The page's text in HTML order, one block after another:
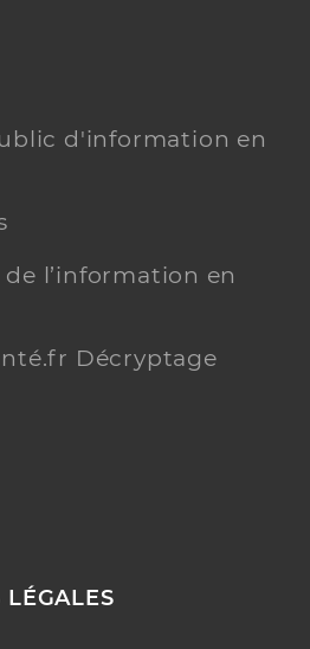
d'information en
l’information en
Décryptage